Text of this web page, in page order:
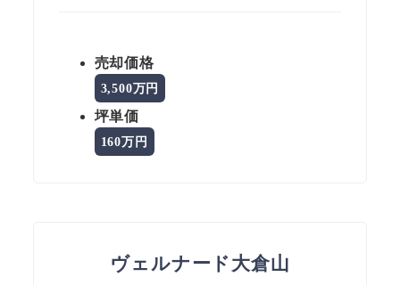
売却価格
3,500万円
坪単価
160万円
ヴェルナード大倉山